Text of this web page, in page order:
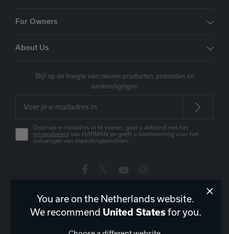
For Owners
About Us
Blijf op de hoogte van nieuwe producten, promoties en
aankondigingen
Door uw e-mailadres in te voeren, gaat u akkoord met het
privacybeleid van HARMAN en geeft u toestemming voor het
ontvangen van marketingberichten.
Nederland|NL
You are on the Netherlands website.
We recommend United Statesfor you.